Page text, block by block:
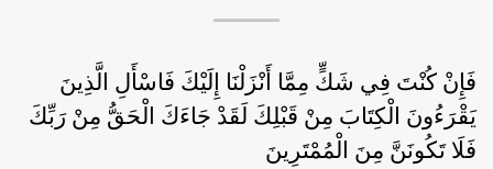
فَإِنْ كُنْتَ فِي شَكٍّ مِمَّا أَنْزَلْنَا إِلَيْكَ فَاسْأَلِ الَّذِينَ
يَقْرَءُونَ الْكِتَابَ مِنْ قَبْلِكَ لَقَدْ جَاءَكَ الْحَقُّ مِنْ رَبِّكَ
فَلَا تَكُونَنَّ مِنَ الْمُمْتَرِينَ